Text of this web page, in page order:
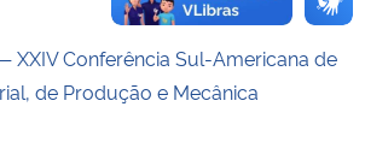
XXIV Conferência Sul-Americana de
de Produção e Mecânica